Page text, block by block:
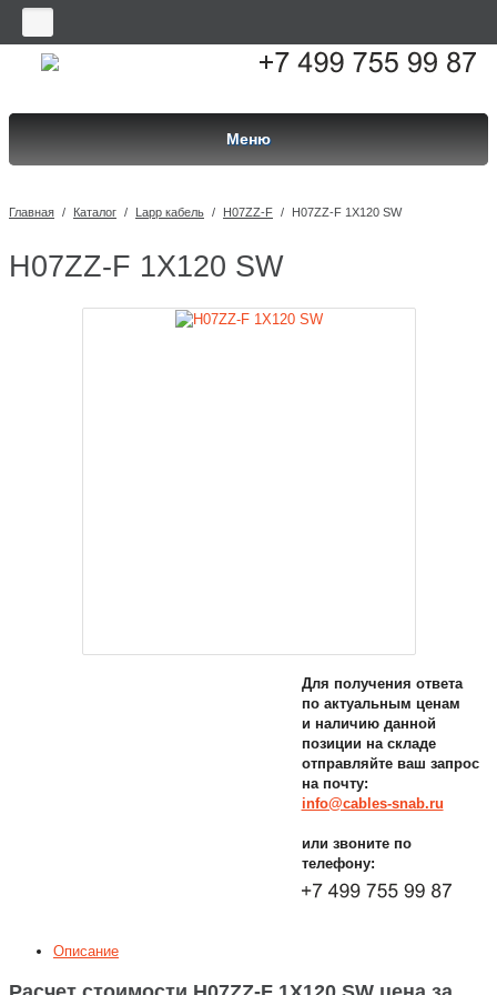
Меню
Главная / Каталог / Lapp кабель / H07ZZ-F / H07ZZ-F 1X120 SW
H07ZZ-F 1X120 SW
Для получения ответа
по актуальным ценам
и наличию данной
позиции на складе
отправляйте ваш запрос
на почту:
info@cables-snab.ru
или звоните по
телефону:
Описание